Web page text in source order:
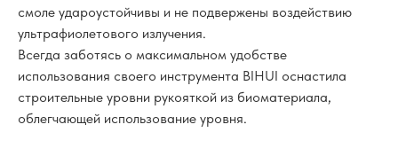
смоле удароустойчивы и не подвержены воздействию
ультрафиолетового излучения.
Всегда заботясь о максимальном удобстве
использования своего инструмента BIHUI оснастила
строительные уровни рукояткой из биоматериала,
облегчающей использование уровня.